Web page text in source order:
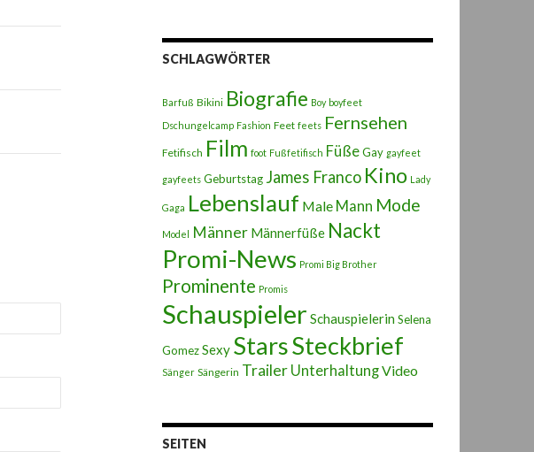
SCHLAGWÖRTER
Barfuß Bikini Biografie Boy boyfeet
Dschungelcamp Fashion Feet feets Fernsehen
Fetifisch Film foot Fußfetifisch FüßeGay gayfeet
gayfeets Geburtstag James Franco Kino Lady
Gaga Lebenslauf Male Mann Mode
Model Männer Männerfüße Nackt
Promi-News Promi Big Brother
Prominente Promis
Schauspieler Schauspielerin Selena
GomezSexy StarsSteckbrief
Sänger Sängerin Trailer UnterhaltungVideo
SEITEN